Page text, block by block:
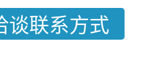
谈联系方式